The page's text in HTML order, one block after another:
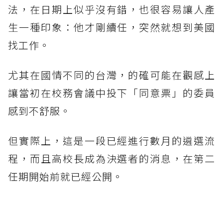
法，在日期上似乎沒有錯，也很容易讓人產
生一種印象：他才剛續任，突然就想到美國
找工作。
尤其在國情不同的台灣，的確可能在觀感上
讓當初在校務會議中投下「同意票」的委員
感到不舒服。
但實際上，這是一段已經進行數月的遴選流
程，而且高校長成為決選者的消息，在第二
任期開始前就已經公開。